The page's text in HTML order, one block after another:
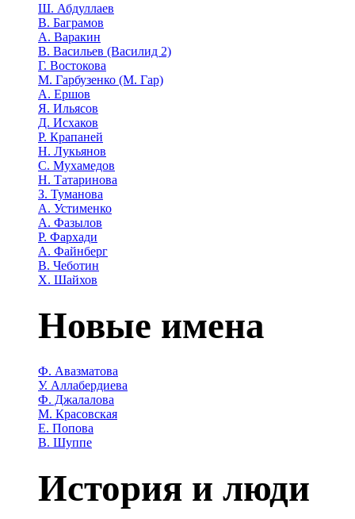
Ш. Абдуллаев
В. Баграмов
А. Варакин
В. Васильев (Василид 2)
Г. Востокова
М. Гарбузенко (М. Гар)
А. Ершов
Я. Ильясов
Д. Исхаков
Р. Крапаней
Н. Лукьянов
С. Мухамедов
Н. Татаринова
З. Туманова
А. Устименко
А. Фазылов
Р. Фархади
А. Файнберг
В. Чеботин
Х. Шайхов
Новые имена
Ф. Авазматова
У. Аллабердиева
Ф. Джалалова
М. Красовская
Е. Попова
В. Шуппе
История и люди